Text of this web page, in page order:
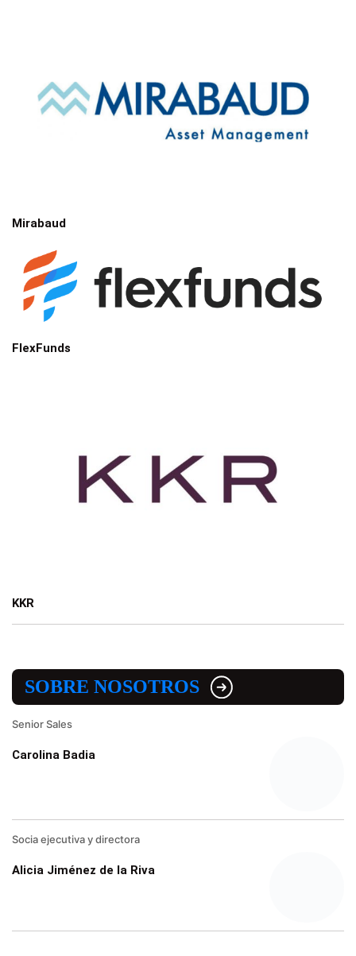
Mirabaud
FlexFunds
KKR
SOBRE NOSOTROS
Senior Sales
Carolina Badia
Socia ejecutiva y directora
Alicia Jiménez de la Riva